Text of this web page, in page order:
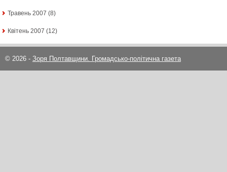
Травень 2007 (8)
Квітень 2007 (12)
© 2026 - Зоря Полтавщини. Громадсько-політична газета